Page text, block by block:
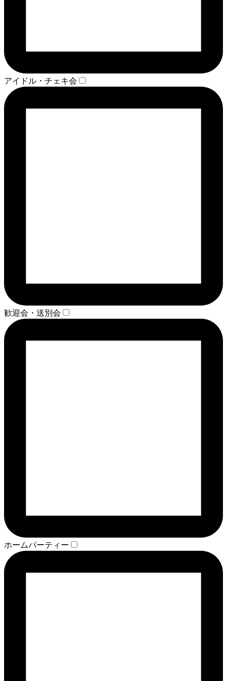
アイドル・チェキ会
歓迎会・送別会
ホームパーティー